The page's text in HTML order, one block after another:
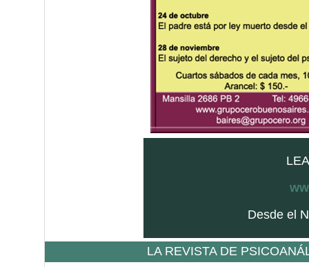
Desde el
LA REVISTA DE